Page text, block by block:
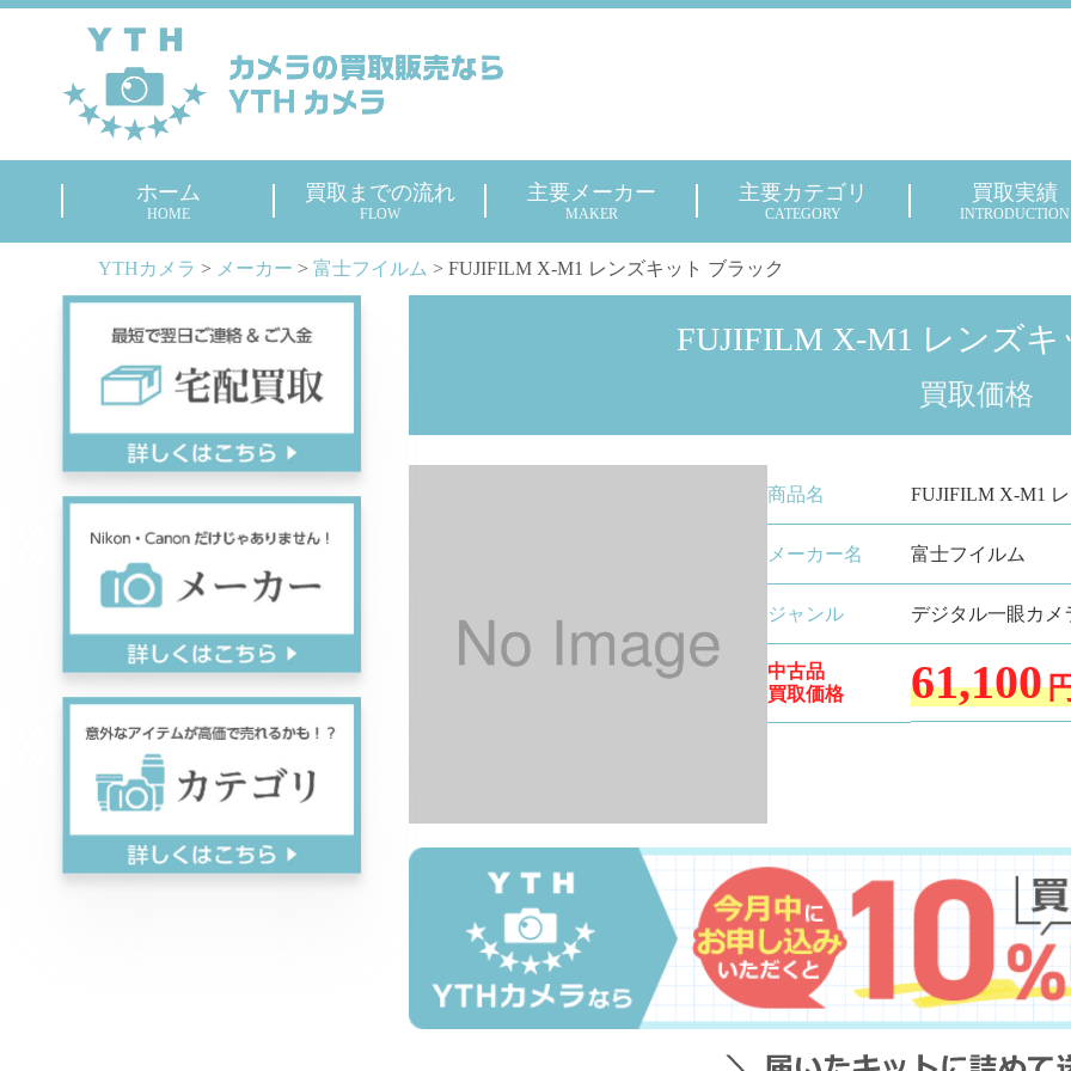
ホーム
HOME
買取までの流れ
FLOW
主要メーカー
MAKER
主要カテゴリ
CATEGORY
買取実績
INTRODUCTION
YTHカメラ > メーカー > 富士フイルム > FUJIFILM X-M1 レンズキット ブラック
FUJIFILM X-M1 レンズ
買取価格
商品名 FUJIFILM X-M1
メーカー名 富士フイルム
ジャンル デジタル一眼カメ
中古品
買取価格
61,100